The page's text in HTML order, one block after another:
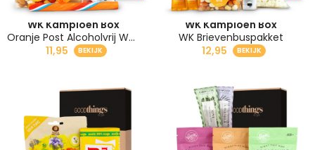
WK Kampioen Box
Oranje Post Alcoholvrij WK Pakket
11,95
WK Kampioen Box
WK Brievenbuspakket
12,95